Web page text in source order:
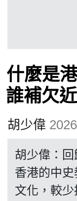
時事
觀點
投票
視頻
什麼是
誰補欠
胡少偉
胡少偉：
香港的中
文化，較